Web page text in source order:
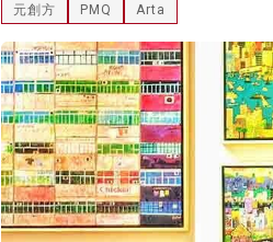
元創方 PMQ Arta